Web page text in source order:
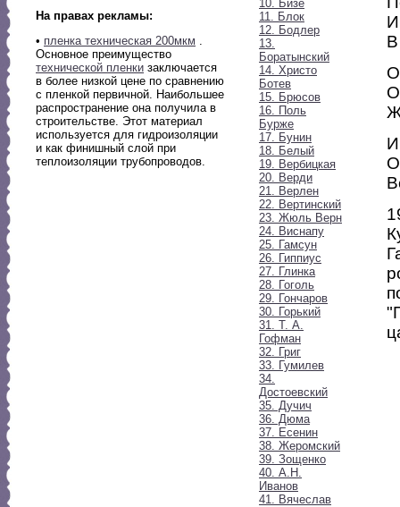
На правах рекламы:
• пленка техническая 200мкм .
Основное преимущество
технической пленки заключается
в более низкой цене по сравнению
с пленкой первичной. Наибольшее
распространение она получила в
строительстве. Этот материал
используется для гидроизоляции
и как финишный слой при
теплоизоляции трубопроводов.
10. Бизе
11. Блок
12. Бодлер
13.
Боратынский
14. Христо
Ботев
15. Брюсов
16. Поль
Бурже
17. Бунин
18. Белый
19. Вербицкая
20. Верди
21. Верлен
22. Вертинский
23. Жюль Верн
24. Виснапу
25. Гамсун
26. Гиппиус
27. Глинка
28. Гоголь
29. Гончаров
30. Горький
31. Т. А.
Гофман
32. Григ
33. Гумилев
34.
Достоевский
35. Дучич
36. Дюма
37. Есенин
38. Жеромский
39. Зощенко
40. А.Н.
Иванов
41. Вячеслав